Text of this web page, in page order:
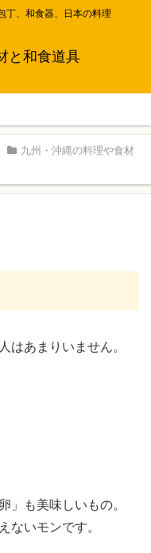
丁、和食器、日本の料理
と和食道具
九州・沖縄の料理や食材
はあまりいません。
」も美味しいもの。
ないモンです。